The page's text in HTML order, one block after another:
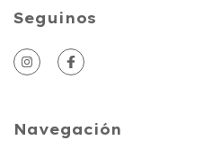
Seguinos
Navegación